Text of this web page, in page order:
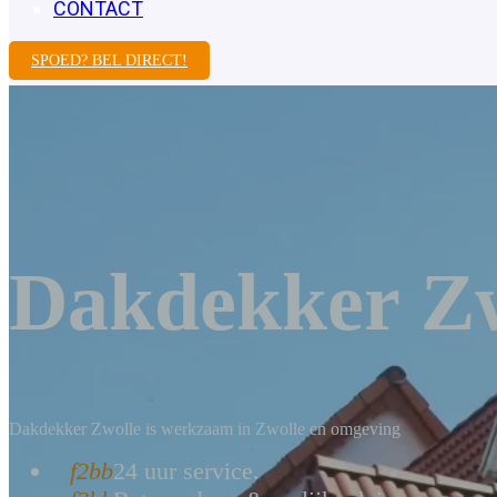
CONTACT
SPOED? BEL DIRECT!
Dakdekker
Dakdekker Zwolle is werkzaam in Zwolle en omgeving
24 uur service.